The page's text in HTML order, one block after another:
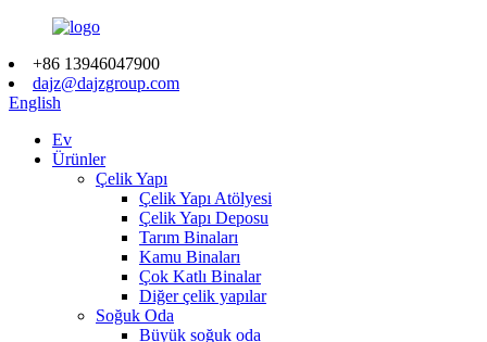
+86 13946047900
dajz@dajzgroup.com
English
Ev
Ürünler
Çelik Yapı
Çelik Yapı Atölyesi
Çelik Yapı Deposu
Tarım Binaları
Kamu Binaları
Çok Katlı Binalar
Diğer çelik yapılar
Soğuk Oda
Büyük soğuk oda